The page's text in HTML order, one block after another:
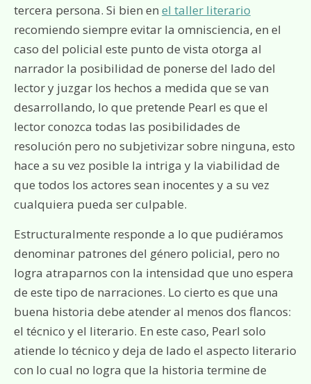
tercera persona. Si bien en el taller literario
recomiendo siempre evitar la omnisciencia, en el
caso del policial este punto de vista otorga al
narrador la posibilidad de ponerse del lado del
lector y juzgar los hechos a medida que se van
desarrollando, lo que pretende Pearl es que el
lector conozca todas las posibilidades de
resolución pero no subjetivizar sobre ninguna, esto
hace a su vez posible la intriga y la viabilidad de
que todos los actores sean inocentes y a su vez
cualquiera pueda ser culpable.
Estructuralmente responde a lo que pudiéramos
denominar patrones del género policial, pero no
logra atraparnos con la intensidad que uno espera
de este tipo de narraciones. Lo cierto es que una
buena historia debe atender al menos dos flancos:
el técnico y el literario. En este caso, Pearl solo
atiende lo técnico y deja de lado el aspecto literario
con lo cual no logra que la historia termine de